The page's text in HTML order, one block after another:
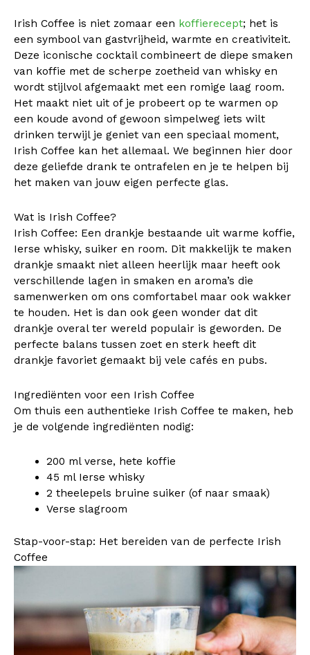
Irish Coffee is niet zomaar een koffierecept; het is
een symbool van gastvrijheid, warmte en creativiteit.
Deze iconische cocktail combineert de diepe smaken
van koffie met de scherpe zoetheid van whisky en
wordt stijlvol afgemaakt met een romige laag room.
Het maakt niet uit of je probeert op te warmen op
een koude avond of gewoon simpelweg iets wilt
drinken terwijl je geniet van een speciaal moment,
Irish Coffee kan het allemaal. We beginnen hier door
deze geliefde drank te ontrafelen en je te helpen bij
het maken van jouw eigen perfecte glas.
Wat is Irish Coffee?
Irish Coffee: Een drankje bestaande uit warme koffie,
Ierse whisky, suiker en room. Dit makkelijk te maken
drankje smaakt niet alleen heerlijk maar heeft ook
verschillende lagen in smaken en aroma’s die
samenwerken om ons comfortabel maar ook wakker
te houden. Het is dan ook geen wonder dat dit
drankje overal ter wereld populair is geworden. De
perfecte balans tussen zoet en sterk heeft dit
drankje favoriet gemaakt bij vele cafés en pubs.
Ingrediënten voor een Irish Coffee
Om thuis een authentieke Irish Coffee te maken, heb
je de volgende ingrediënten nodig:
200 ml verse, hete koffie
45 ml Ierse whisky
2 theelepels bruine suiker (of naar smaak)
Verse slagroom
Stap-voor-stap: Het bereiden van de perfecte Irish
Coffee